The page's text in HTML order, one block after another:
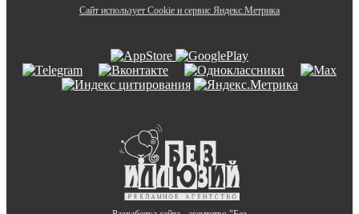
Сайт использует Cookie и сервиc Яндекс.Метрика